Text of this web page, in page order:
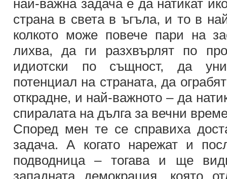
най-важна задача е да натикат
страна в света в ъгъла, и то в
колкото може повече пари на
лихва, да ги разхвърлят по
идиотски по същност, да
потенциал на страната, да
открадне, и най-важното – да
спиралата на дълга за вечни
Според мен те се справиха
задача. А когато нарежат и
подводница – тогава и ще